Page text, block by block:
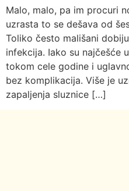
Malo, malo, pa im procuri
uzrasta to se dešava od
Toliko često mališani
infekcija. Iako su najčešće
tokom cele godine i
bez komplikacija. Više je
zapaljenja sluznice […]